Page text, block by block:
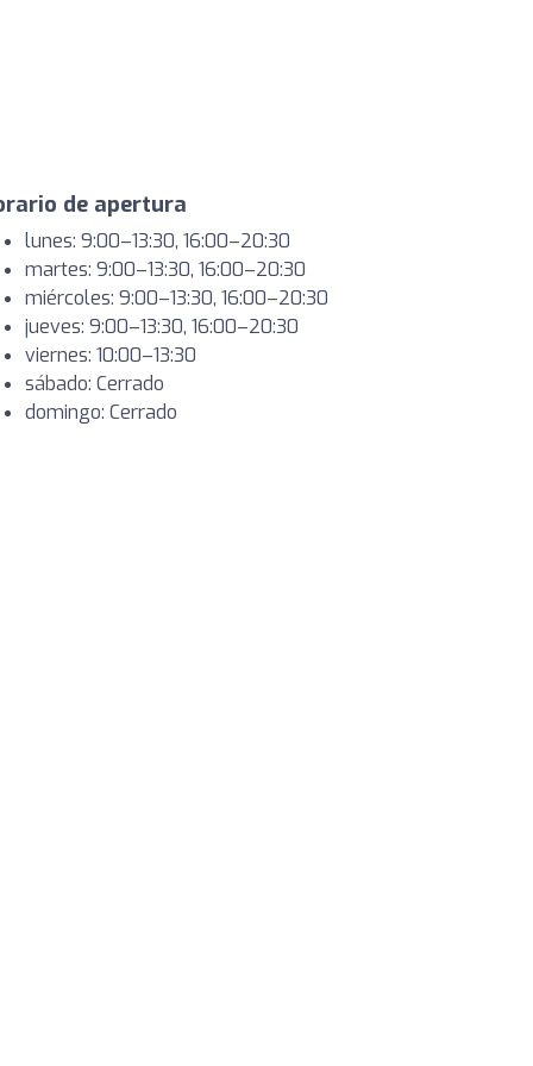
de apertura
lunes: 9:00–13:30, 16:00–20:30
martes: 9:00–13:30, 16:00–20:30
miércoles: 9:00–13:30, 16:00–20:30
jueves: 9:00–13:30, 16:00–20:30
viernes: 10:00–13:30
sábado: Cerrado
domingo: Cerrado